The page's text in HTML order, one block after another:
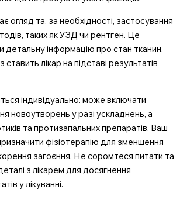
огляд та, за необхідності, застосування
таких як УЗД чи рентген. Це
інформацію про стан тканин.
лікар на підставі результатів
індивідуально: може включати
новоутворень у разі ускладнень, а
та протизапальних препаратів. Ваш
фізіотерапію для зменшення
загоєння. Не соромтеся питати та
з лікарем для досягнення
у лікуванні.